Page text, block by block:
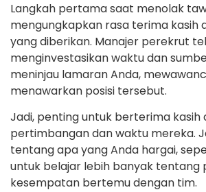
Langkah pertama saat menolak
mengungkapkan rasa terima kasih
yang diberikan. Manajer perekrut
menginvestasikan waktu dan
meninjau lamaran Anda,
menawarkan posisi tersebut.
Jadi, penting untuk berterima kasih
pertimbangan dan waktu mereka.
tentang apa yang Anda hargai,
untuk belajar lebih banyak tentang
kesempatan bertemu dengan tim.